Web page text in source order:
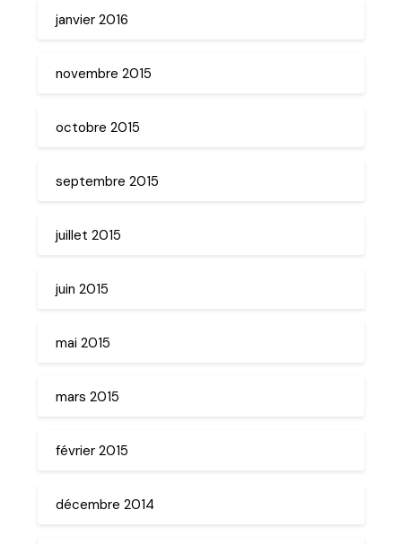
janvier 2016
novembre 2015
octobre 2015
septembre 2015
juillet 2015
juin 2015
mai 2015
mars 2015
février 2015
décembre 2014